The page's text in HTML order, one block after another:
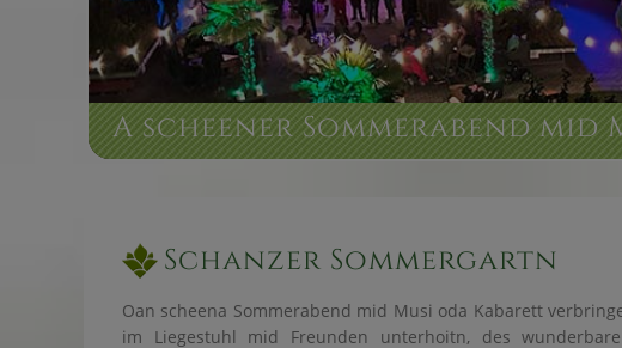
A scheener Sommerabend
Schanzer Sommergartn
Oan scheena Sommerabend mid Musi oda Kabarett
im Liegestuhl mid Freunden unterhoitn, des